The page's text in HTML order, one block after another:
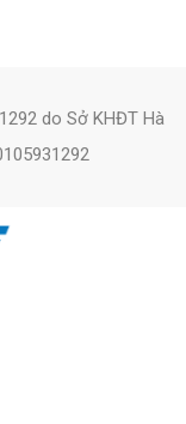
do Sở KHĐT Hà